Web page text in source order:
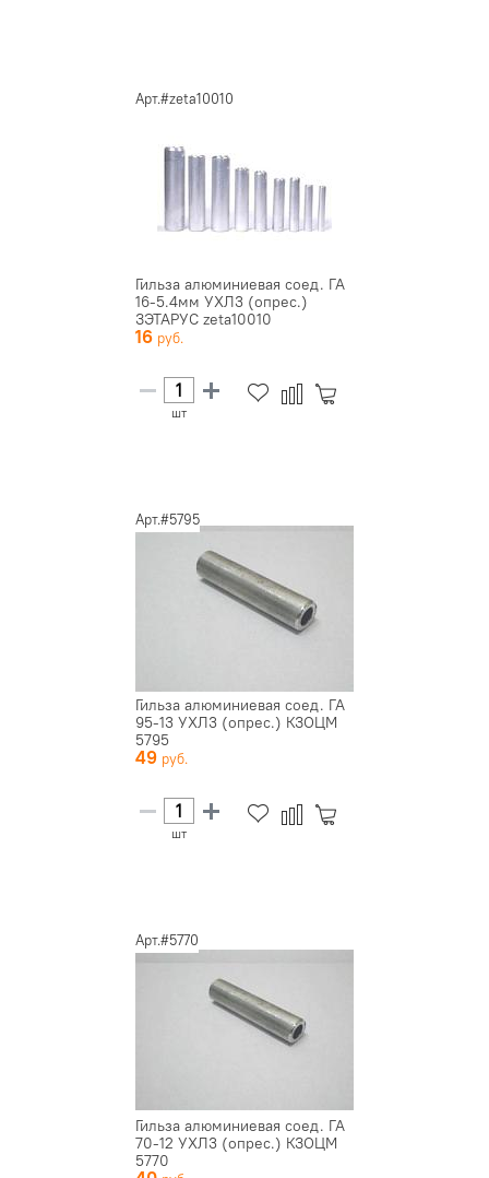
Арт.#zeta10010
Гильза алюминиевая соед. ГА
16-5.4мм УХЛ3 (опрес.)
ЗЭТАРУС zeta10010
16
шт
Арт.#5795
Гильза алюминиевая соед. ГА
95-13 УХЛ3 (опрес.) КЗОЦМ
5795
49
шт
Арт.#5770
Гильза алюминиевая соед. ГА
70-12 УХЛ3 (опрес.) КЗОЦМ
5770